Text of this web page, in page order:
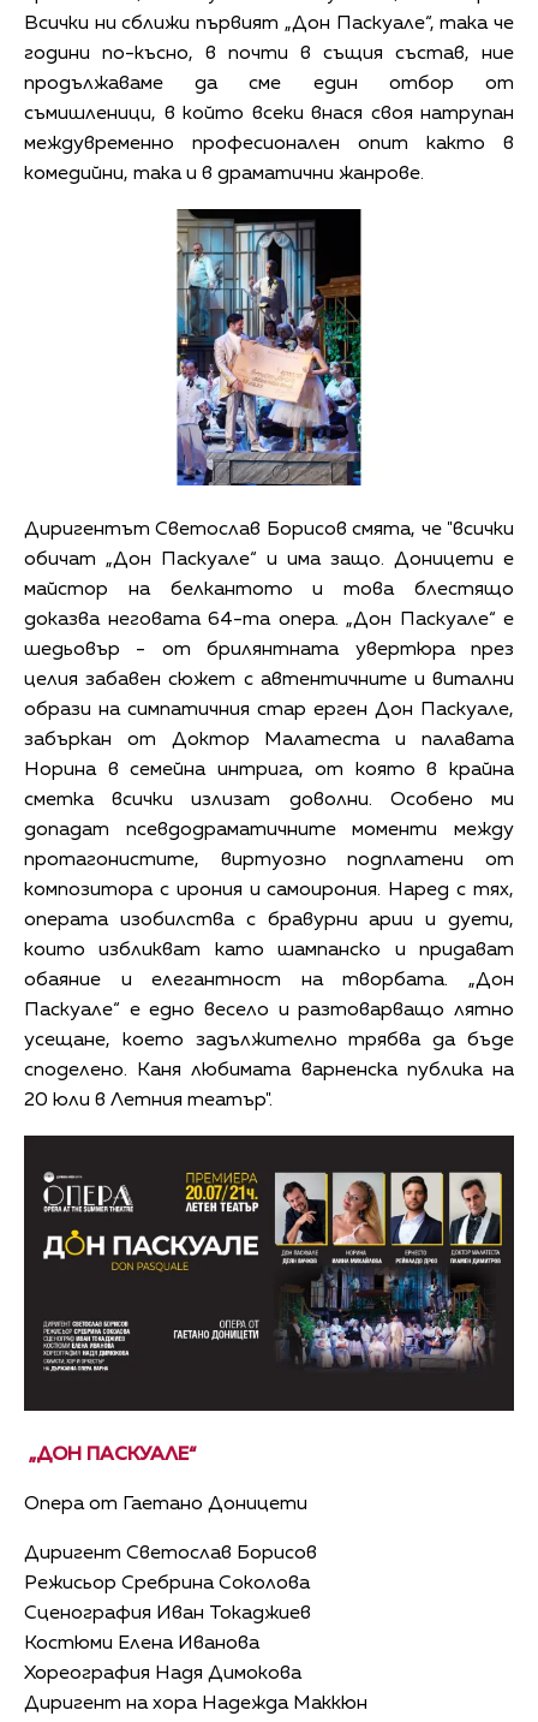
Всички ни сближи първият „Дон Паскуале“, така че
години по-късно, в почти в същия състав, ние
продължаваме да сме един отбор от
съмишленици, в който всеки внася своя натрупан
междувременно професионален опит както в
комедийни, така и в драматични жанрове.
Диригентът Светослав Борисов смята, че "всички
обичат „Дон Паскуале“ и има защо. Доницети е
майстор на белкантото и това блестящо
доказва неговата 64-та опера. „Дон Паскуале“ е
шедьовър - от брилянтната увертюра през
целия забавен сюжет с автентичните и витални
образи на симпатичния стар ерген Дон Паскуале,
забъркан от Доктор Малатеста и палавата
Норина в семейна интрига, от която в крайна
сметка всички излизат доволни. Особено ми
допадат псевдодраматичните моменти между
протагонистите, виртуозно подплатени от
композитора с ирония и самоирония. Наред с тях,
операта изобилства с бравурни арии и дуети,
които избликват като шампанско и придават
обаяние и елегантност на творбата. „Дон
Паскуале“ е едно весело и разтоварващо лятно
усещане, което задължително трябва да бъде
споделено. Каня любимата варненска публика на
20 юли в Летния театър".
„ДОН ПАСКУАЛЕ“
Опера от Гаетано Доницети
Диригент Светослав Борисов
Режисьор Сребрина Соколова
Сценография Иван Токаджиев
Костюми Елена Иванова
Хореография Надя Димокова
Диригент на хора Надежда Маккюн